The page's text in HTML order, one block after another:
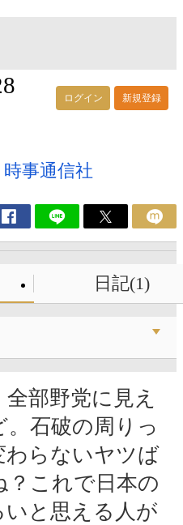
ログイン 新規登録
時事通信社
日記(1)
部野党に見え
。石破の周りっ
わらないヤツば
？これで日本の
いと思える人が